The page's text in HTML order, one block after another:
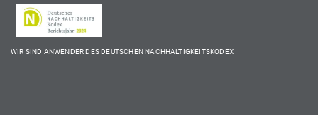
WIR SIND ANWENDER DES DEUTSCHEN NACHHALTIGKEITSKODEX